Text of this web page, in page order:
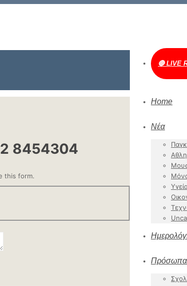
🔴 LIVE
Home
Νέα
Πρόσωπα
8454304
this form.